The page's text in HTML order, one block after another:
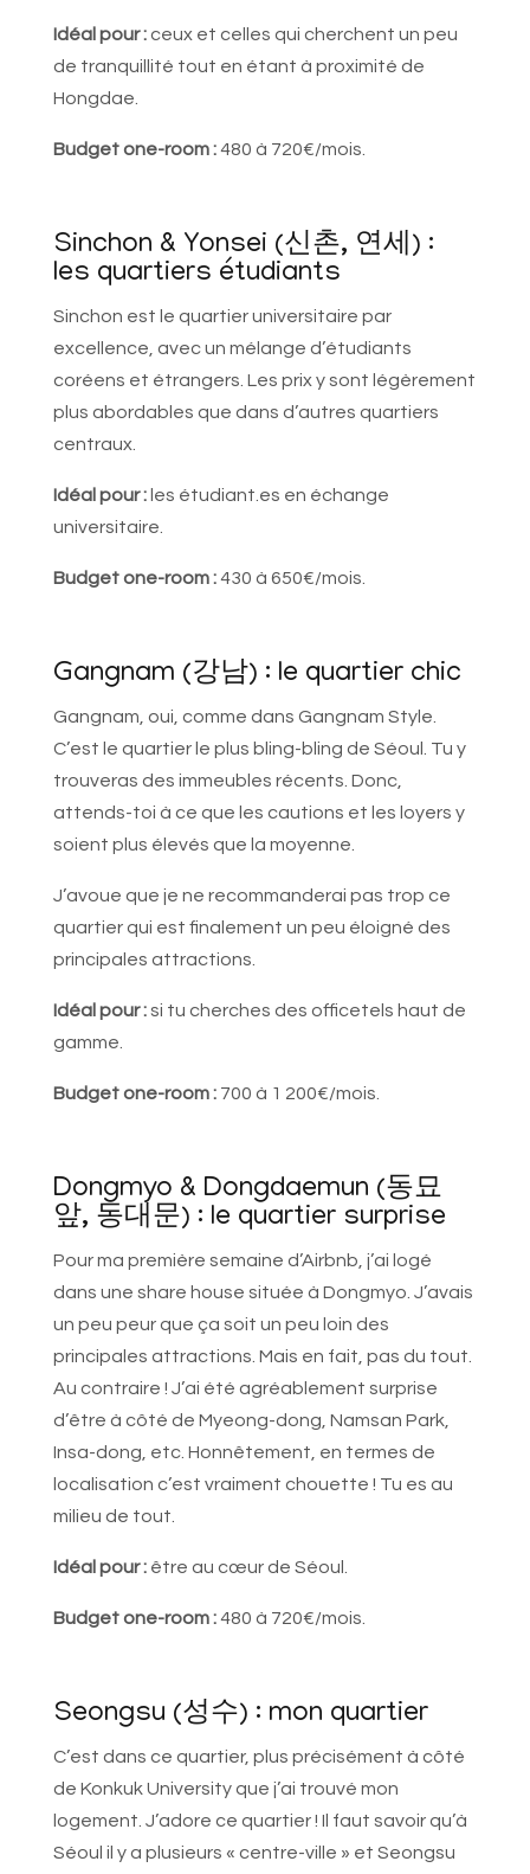
Idéal pour :ceux et celles qui cherchent un peu
de tranquillité tout en étant à proximité de
Hongdae.
Budget one-room :480 à 720€/mois.
Sinchon & Yonsei (신촌, 연세) :
les quartiers étudiants
Sinchon est le quartier universitaire par
excellence, avec un mélange d’étudiants
coréens et étrangers. Les prix y sont légèrement
plus abordables que dans d’autres quartiers
centraux.
Idéal pour :les étudiant.es en échange
universitaire.
Budget one-room :430 à 650€/mois.
Gangnam (강남) : le quartier chic
Gangnam, oui, comme dans Gangnam Style.
C’est le quartier le plus bling-bling de Séoul. Tu y
trouveras des immeubles récents. Donc,
attends-toi à ce que les cautions et les loyers y
soient plus élevés que la moyenne.
J’avoue que je ne recommanderai pas trop ce
quartier qui est finalement un peu éloigné des
principales attractions.
Idéal pour :si tu cherches des officetels haut de
gamme.
Budget one-room :700 à 1 200€/mois.
Dongmyo & Dongdaemun (동묘
앞, 동대문) : le quartier surprise
Pour ma première semaine d’Airbnb, j’ai logé
dans une share house située à Dongmyo. J’avais
un peu peur que ça soit un peu loin des
principales attractions. Mais en fait, pas du tout.
Au contraire ! J’ai été agréablement surprise
d’être à côté de Myeong-dong, Namsan Park,
Insa-dong, etc. Honnêtement, en termes de
localisation c’est vraiment chouette ! Tu es au
milieu de tout.
Idéal pour :être au cœur de Séoul.
Budget one-room :480 à 720€/mois.
Seongsu (성수) : mon quartier
C’est dans ce quartier, plus précisément à côté
de Konkuk University que j’ai trouvé mon
logement. J’adore ce quartier ! Il faut savoir qu’à
Séoul il y a plusieurs « centre-ville » et Seongsu